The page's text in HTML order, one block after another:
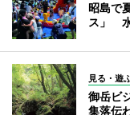
昭島で
ス」
見る・遊
御岳ビ
集落伝